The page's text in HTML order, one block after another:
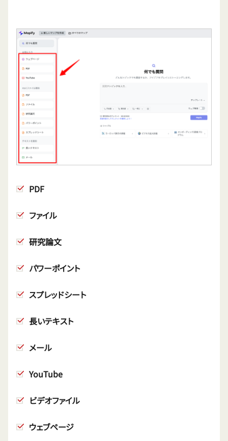
PDF
ファイル
研究論文
パワーポイント
スプレッドシート
長いテキスト
メール
YouTube
ビデオファイル
ウェブページ